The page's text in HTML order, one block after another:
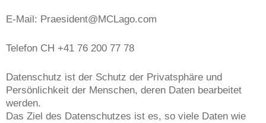
E-Mail: Praesident@MCLago.com
Telefon CH +41 76 200 77 78
Datenschutz ist der Schutz der Privatsphäre und
Persönlichkeit der Menschen, deren Daten bearbeitet
werden.
Das Ziel des Datenschutzes ist es, so viele Daten wie